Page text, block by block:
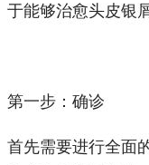
于能够治愈头皮银
第一步：确诊
首先需要进行全面